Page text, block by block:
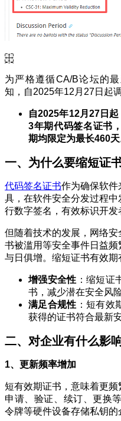
为严格遵循CA/B论坛的
知，自2025年12月27日起
自2025年12月27日
3年期代码签名证书
期均限定为最长460天
一、为什么要缩短证
代码签名证书作为确保软件
具，在软件安全分发过程
行数字签名，有效标识开发
但随着技术的发展，网络
书被滥用等安全事件日益
与日俱增。缩短证书有效期
增强安全性 ：缩短证
书，减少潜在安全风险
满足合规性 ：短有效
获得的证书符合最新
二、对企业有什么影
1、更新频率增加
短有效期证书，意味着更频
申请、验证、续订、更换
令牌等硬件设备存储私钥的